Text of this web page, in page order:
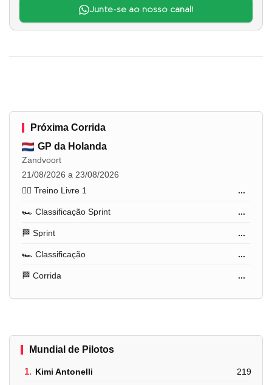
Junte-se ao nosso canal!
Próxima Corrida
GP da Holanda
Zandvoort
21/08/2026 a 23/08/2026
🏋️‍♂️ Treino Livre 1
...
🏎️ Classificação Sprint ...
🏁 Sprint ...
🏎️ Classificação ...
🏁 Corrida ...
Mundial de Pilotos
1. Kimi Antonelli 219